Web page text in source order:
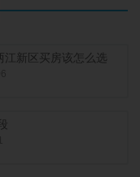
江新区买房该怎么选